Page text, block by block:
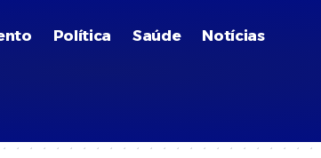
Política Saúde Notícias